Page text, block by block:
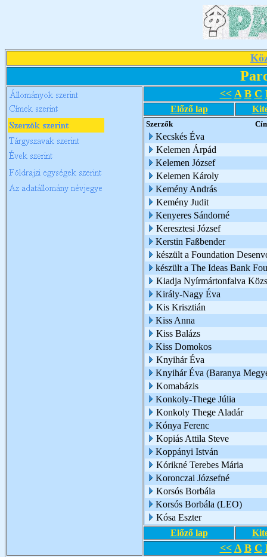
<< A B C
Előző lap
Szerzők
Kecskés Éva
Kelemen Árpád
Kelemen József
Kelemen Károly
Kemény András
Kemény Judit
Kenyeres Sándorné
Keresztesi József
Kerstin Faßbender
készült a Foundation
készült a The Ideas Bank
Kiadja Nyírmártonfalva
Király-Nagy Éva
Kis Krisztián
Kiss Anna
Kiss Balázs
Kiss Domokos
Knyihár Éva
Knyihár Éva (Baranya
Komabázis
Konkoly-Thege Júlia
Konkoly Thege Aladár
Kónya Ferenc
Kopiás Attila Steve
Koppányi István
Kórikné Terebes Mária
Koronczai Józsefné
Korsós Borbála
Korsós Borbála (LEO)
Kósa Eszter
Előző lap
<< A B C